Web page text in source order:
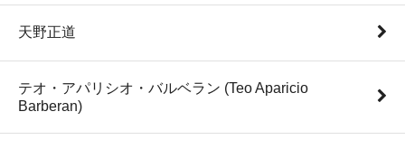
天野正道
テオ・アパリシオ・バルベラン (Teo Aparicio
Barberan)